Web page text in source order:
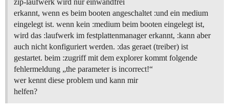
zip-laufwerk wird nur einwandfrei
erkannt, wenn es beim booten angeschaltet :und ein medium
eingelegt ist. wenn kein :medium beim booten eingelegt ist,
wird das :laufwerk im festplattenmanager erkannt, :kann aber
auch nicht konfiguriert werden. :das geraet (treiber) ist
gestartet. beim :zugriff mit dem explorer kommt folgende
fehlermeldung „the parameter is incorrect!“
wer kennt diese problem und kann mir
helfen?